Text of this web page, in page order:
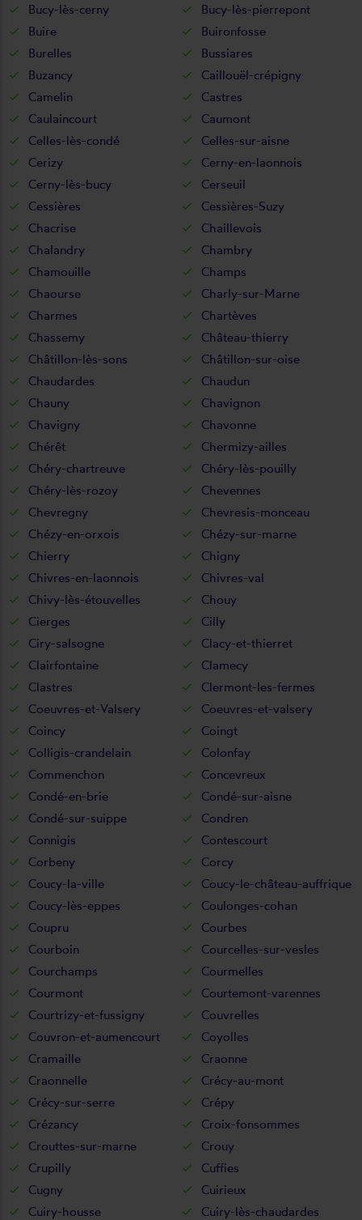
Bucy-lès-cerny
Bucy-lès-pierrepont
Buire
Buironfosse
Burelles
Bussiares
Buzancy
Caillouël-crépigny
Camelin
Castres
Caulaincourt
Caumont
Celles-lès-condé
Celles-sur-aisne
Cerizy
Cerny-en-laonnois
Cerny-lès-bucy
Cerseuil
Cessières
Cessières-Suzy
Chacrise
Chaillevois
Chalandry
Chambry
Chamouille
Champs
Chaourse
Charly-sur-Marne
Charmes
Chartèves
Chassemy
Château-thierry
Châtillon-lès-sons
Châtillon-sur-oise
Chaudardes
Chaudun
Chauny
Chavignon
Chavigny
Chavonne
Chérêt
Chermizy-ailles
Chéry-chartreuve
Chéry-lès-pouilly
Chéry-lès-rozoy
Chevennes
Chevregny
Chevresis-monceau
Chézy-en-orxois
Chézy-sur-marne
Chierry
Chigny
Chivres-en-laonnois
Chivres-val
Chivy-lès-étouvelles
Chouy
Cierges
Cilly
Ciry-salsogne
Clacy-et-thierret
Clairfontaine
Clamecy
Clastres
Clermont-les-fermes
Coeuvres-et-Valsery
Coeuvres-et-valsery
Coincy
Coingt
Colligis-crandelain
Colonfay
Commenchon
Concevreux
Condé-en-brie
Condé-sur-aisne
Condé-sur-suippe
Condren
Connigis
Contescourt
Corbeny
Corcy
Coucy-la-ville
Coucy-le-château-auffrique
Coucy-lès-eppes
Coulonges-cohan
Coupru
Courbes
Courboin
Courcelles-sur-vesles
Courchamps
Courmelles
Courmont
Courtemont-varennes
Courtrizy-et-fussigny
Couvrelles
Couvron-et-aumencourt
Coyolles
Cramaille
Craonne
Craonnelle
Crécy-au-mont
Crécy-sur-serre
Crépy
Crézancy
Croix-fonsommes
Crouttes-sur-marne
Crouy
Crupilly
Cuffies
Cugny
Cuirieux
Cuiry-housse
Cuiry-lès-chaudardes